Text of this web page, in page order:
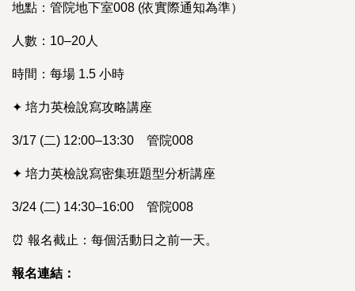
地點：管院地下室008 (依實際通知為準）
人數：10–20人
時間：每場 1.5 小時
✦ 培力英檢說寫攻略講座
3/17 (二) 12:00–13:30 管院008
✦ 培力英檢說寫密集班題型分析講座
3/24 (二) 14:30–16:00 管院008
⏰ 報名截止：每個活動日之前一天。
報名連結：